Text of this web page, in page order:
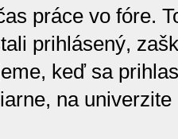
práce vo fóre.
prihlásený,
keď sa
na univerzite